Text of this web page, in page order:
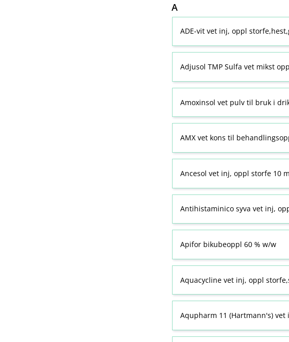
A
ADE-vit vet inj, oppl
Adjusol TMP Sulfa vet mikst
Amoxinsol vet pulv til bruk i
AMX vet kons til
Ancesol vet inj, oppl storfe 10
Antihistaminico syva vet inj,
Apifor bikubeoppl 60 % w​/​w
Aquacycline vet inj, oppl
Aqupharm 11 (Hartmann's)